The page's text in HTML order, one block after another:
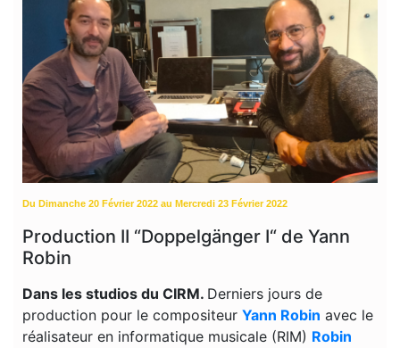
Du Dimanche 20 Février 2022 au Mercredi 23 Février 2022
Production II “Doppelgänger I“ de Yann
Robin
Dans les studios du CIRM. Derniers jours de
production pour le compositeur Yann Robin avec le
réalisateur en informatique musicale (RIM) Robin